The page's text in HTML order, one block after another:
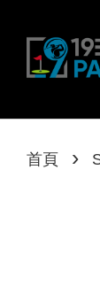
首頁 ›